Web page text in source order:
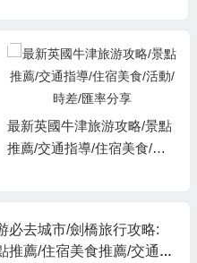
最新英國牛津旅游攻略/景點
推薦/交通指導/住宿美食/活
必去城市/劍橋旅行攻略:
推薦/住宿美食推薦/交通